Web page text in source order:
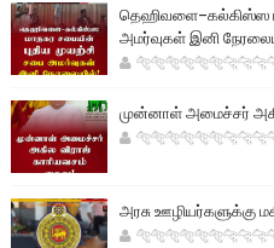
தெஹிவளை–கல்கிஸ்ஸ
அமர்வுகள் இனி
முன்னாள் அமைச்சர்
அரசு ஊழியர்களுக்கு